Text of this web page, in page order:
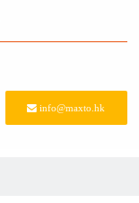
info@maxto.hk